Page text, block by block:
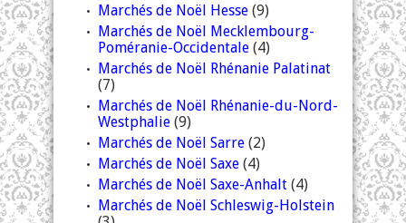
Marchés de Noël Hesse (9)
Marchés de Noël Mecklembourg-
Poméranie-Occidentale (4)
Marchés de Noël Rhénanie Palatinat
(7)
Marchés de Noël Rhénanie-du-Nord-
Westphalie (9)
Marchés de Noël Sarre (2)
Marchés de Noël Saxe (4)
Marchés de Noël Saxe-Anhalt (4)
Marchés de Noël Schleswig-Holstein